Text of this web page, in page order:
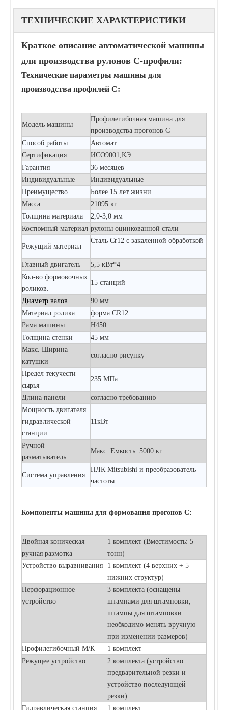
ТЕХНИЧЕСКИЕ ХАРАКТЕРИСТИКИ
Краткое описание автоматической машины
для производства рулонов C-профиля:
Технические параметры машины для
производства профилей C:
Модель машины
Профилегибочная машина для
производства прогонов C
Способ работы
Автомат
Сертификация
ИСО9001,КЭ
Гарантия
36 месяцев
Индивидуальные
Индивидуальные
Преимущество
Более 15 лет жизни
Масса
21095 кг
Толщина материала
2,0-3,0 мм
Костюмный материал рулоны оцинкованной стали
Режущий материал
Сталь Cr12 с закаленной обработкой
Главный двигатель
5,5 кВт*4
Кол-во формовочных
роликов.
15 станций
Диаметр валов
90 мм
Материал ролика
форма CR12
Рама машины
Н450
Толщина стенки
45 мм
Макс. Ширина
катушки
согласно рисунку
Предел текучести
сырья
235 МПа
Длина панели
согласно требованию
Мощность двигателя
гидравлической
станции
11кВт
Ручной
разматыватель
Макс. Емкость: 5000 кг
Система управления
ПЛК Mitsubishi и преобразователь
частоты
Компоненты машины для формования прогонов C:
Двойная коническая
ручная размотка
1 комплект (Вместимость: 5
тонн)
Устройство выравнивания
1 комплект (4 верхних + 5
нижних структур)
Перфорационное
устройство
3 комплекта (оснащены
штампами для штамповки,
штампы для штамповки
необходимо менять вручную
при изменении размеров)
Профилегибочный М/К
1 комплект
Режущее устройство
2 комплекта (устройство
предварительной резки и
устройство последующей
резки)
Гидравлическая станция
1 комплект